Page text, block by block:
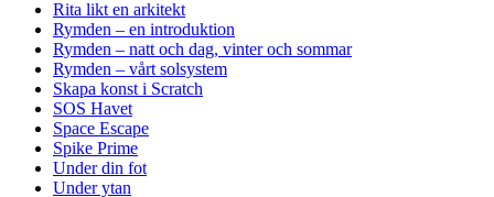
Rita likt en arkitekt
Rymden – en introduktion
Rymden – natt och dag, vinter och sommar
Rymden – vårt solsystem
Skapa konst i Scratch
SOS Havet
Space Escape
Spike Prime
Under din fot
Under ytan